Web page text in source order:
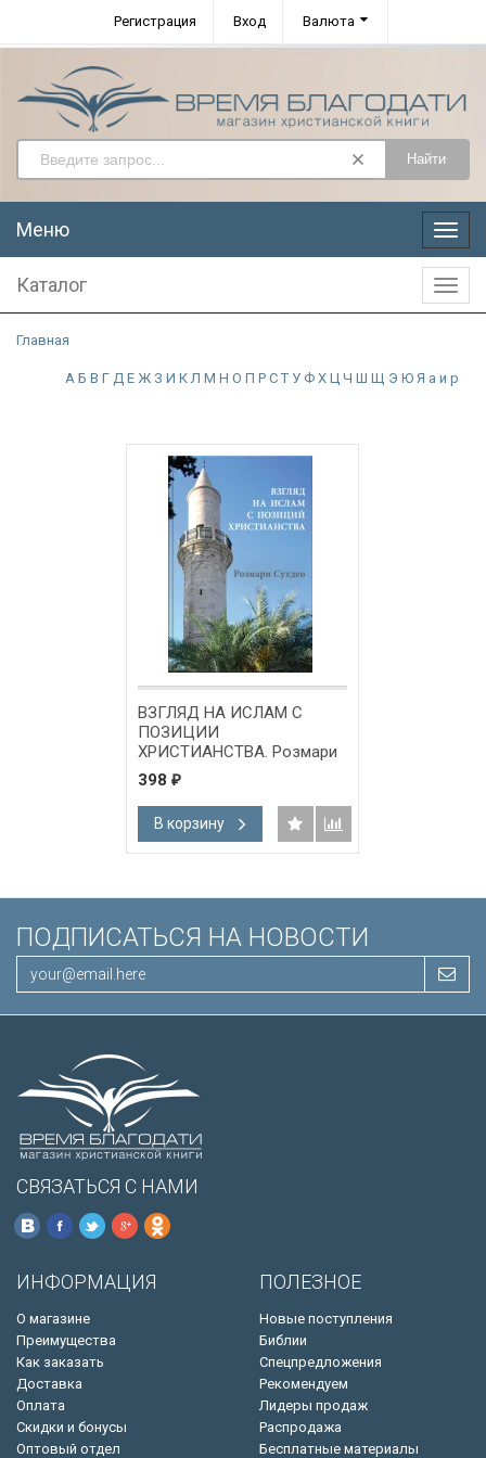
Регистрация Вход Валюта
Найти
Меню
Меню
Каталог
Главная
А Б В Г Д Е Ж З И К Л М Н О П Р С Т У Ф Х Ц Ч Ш Щ Э Ю Я а и р
ВЗГЛЯД НА ИСЛАМ С
ПОЗИЦИИ
ХРИСТИАНСТВА. Розмари
Сухдео
398 ₽
В корзину
ПОДПИСАТЬСЯ НА НОВОСТИ
СВЯЗАТЬСЯ С НАМИ
ИНФОРМАЦИЯ
О магазине
Преимущества
Как заказать
Доставка
Оплата
Скидки и бонусы
Оптовый отдел
ПОЛЕЗНОЕ
Новые поступления
Библии
Спецпредложения
Рекомендуем
Лидеры продаж
Распродажа
Бесплатные материалы